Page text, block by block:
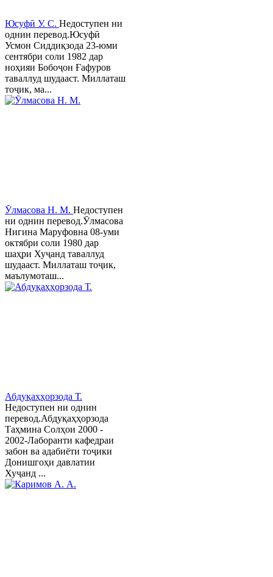
Юсуфӣ У. C. Недоступен ни
однин перевод.Юсуфӣ
Усмон Сиддиқзода 23-юми
сентябри соли 1982 дар
ноҳияи Бобоҷон Ғафуров
таваллуд шудааст. Миллаташ
тоҷик, ма...
Ӯлмасова Н. М. Недоступен
ни однин перевод.Ӯлмасова
Нигина Маруфовна 08-уми
октябри соли 1980 дар
шаҳри Хуҷанд таваллуд
шудааст. Миллаташ тоҷик,
маълумоташ...
Абдуқаҳҳорзода Т.
Недоступен ни однин
перевод.Абдуқаҳҳорзода
Таҳмина Солҳои 2000 -
2002-Лаборанти кафедраи
забон ва адабиёти тоҷики
Донишгоҳи давлатии
Хуҷанд ...